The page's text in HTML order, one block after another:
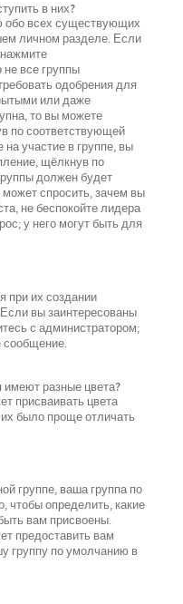
в них?
всех существующих
личном разделе. Если
нажмите
все группы
одобрения для
или даже
то вы можете
по соответствующей
на участие в группе, вы
щёлкнув по
должен будет
спросить, зачем вы
не беспокойте лидера
у него могут быть для
при их создании
вы заинтересованы
с администратором;
сообщение.
имеют разные цвета?
присваивать цвета
было проще отличать
группе, ваша группа по
чтобы определить, какие
вам присвоены.
предоставить вам
группу по умолчанию в